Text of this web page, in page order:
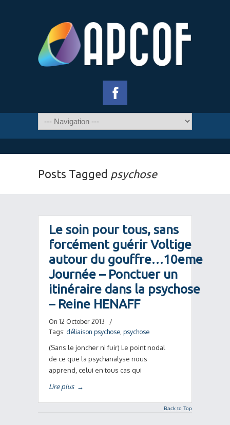
Posts Tagged psychose
Le soin pour tous, sans
forcément guérir Voltige
autour du gouffre…10eme
Journée – Ponctuer un
itinéraire dans la psychose
– Reine HENAFF
On 12 October 2013
/
Tags: déliaison psychose psychose
(Sans le joncher ni fuir) Le point nodal
de ce que la psychanalyse nous
apprend, celui en tous cas qui
Lire plus →
Back to Top